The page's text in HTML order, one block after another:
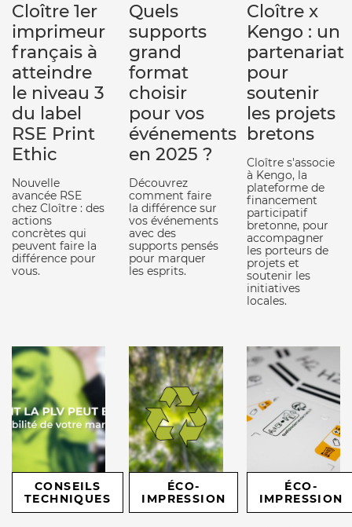
Cloître 1er
imprimeur
français à
atteindre
le niveau 3
du label
RSE Print
Ethic
Nouvelle
avancée RSE
chez Cloître : des
actions
concrètes qui
peuvent faire la
différence pour
vous.
Quels
supports
grand
format
choisir
pour vos
événements
en 2025 ?
Découvrez
comment faire
la différence sur
vos événements
avec des
supports pensés
pour marquer
les esprits.
Cloître x
Kengo : un
partenariat
pour
soutenir
les projets
bretons
Cloître s'associe
à Kengo, la
plateforme de
financement
participatif
bretonne, pour
accompagner
les porteurs de
projets et
soutenir les
initiatives
locales.
CONSEILS
TECHNIQUES
ÉCO-
IMPRESSION
ÉCO-
IMPRESSION